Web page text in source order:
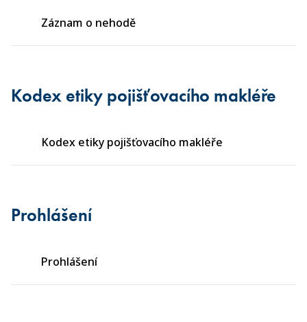
Záznam o nehodě
Kodex etiky pojišťovacího makléře
Kodex etiky pojišťovacího makléře
Prohlášení
Prohlášení